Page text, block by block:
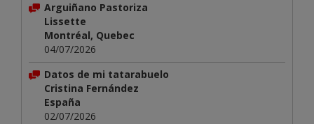
Arguiñano Pastoriza
Lissette
Montréal, Quebec
04/07/2026
Datos de mi tatarabuelo
Cristina Fernández
España
02/07/2026